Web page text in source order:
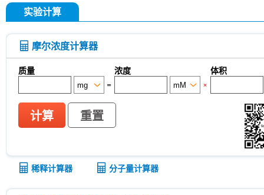
D-Fructose-1,6-diphosphate trisodium salt
DHA (Docosahexaenoic Acid)
AGI 1067
CTX-0294885
P7C3-A20 IPTG
PZ-2891
monophosphate
Thioacetamide
N-butyl-N-(4-hydroxybutyl)
Skimmianine
Achyranthes bidentata root Extract
MRTX0902
cellulose (Viscosity:100000mPa.s)
Ovalbumin
Samrotamab (Anti-LRRC15 / LIB)
Anti-DKK1
Sortilin / SORT1)
Anti-mouse Ly6G/Ly6C (Gr-
Anti-rat Kappa Immunoglobulin Light Chain-
p27
[J23P13]
Cytokeratin 17 Antibody (Rabbit
[A17G4]
NDUFB8 Antibody (Rabbit mAb)
mAb) [G24G18]
X5050
ITCH Antibody
实验计算
摩尔浓度计算器
质量 浓度
体积
=
×
计算 重置
稀释计算器 分子量计算器